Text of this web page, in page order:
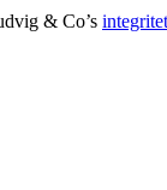
& Co’s